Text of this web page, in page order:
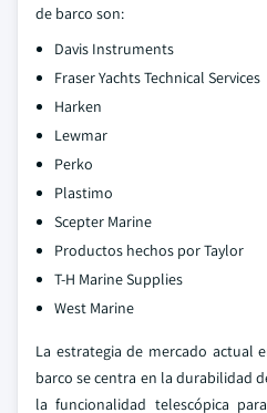
de barco son:
Davis Instruments
Fraser Yachts Technical Services
Harken
Lewmar
Perko
Plastimo
Scepter Marine
Productos hechos por Taylor
T-H Marine Supplies
West Marine
La estrategia de mercado actual
barco se centra en la durabilidad
la funcionalidad telescópica